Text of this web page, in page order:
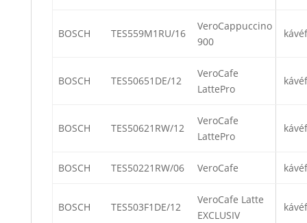
BOSCH TES559M1RU/16
VeroCappuccino
900
BOSCH TES50651DE/12
VeroCafe
LattePro
BOSCH TES50621RW/12
VeroCafe
LattePro
BOSCH TES50221RW/06 VeroCafe
BOSCH TES503F1DE/12
VeroCafe Latte
EXCLUSIV